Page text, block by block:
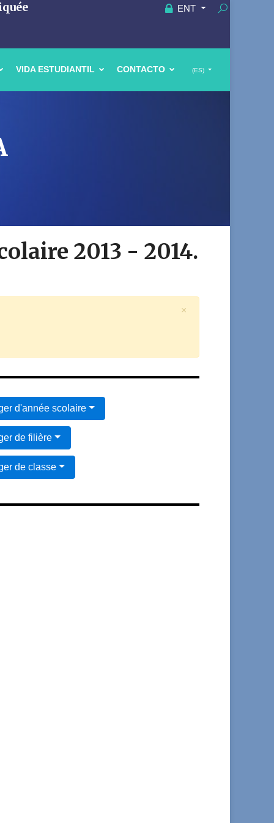
ENT
(ES)
VIDA ESTUDIANTIL CONTACTO
2013 - 2014.
×
d'année scolaire
de filière
de classe